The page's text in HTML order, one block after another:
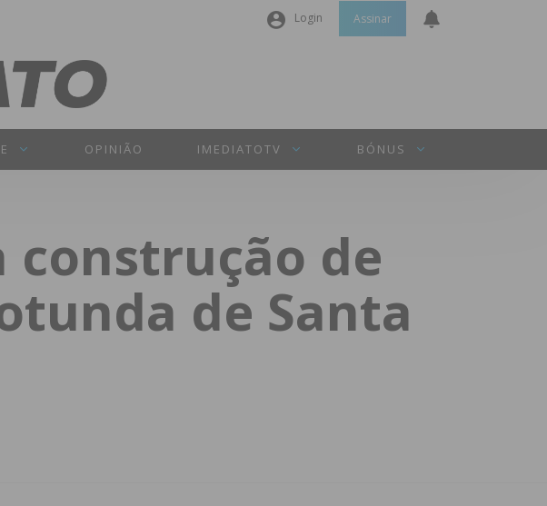
Login
Senha
INICIAR SESSÃO
Perdeu a sua senha?
Assinar
OPINIÃO IMEDIATOTV BÓNUS
construção de
de Santa